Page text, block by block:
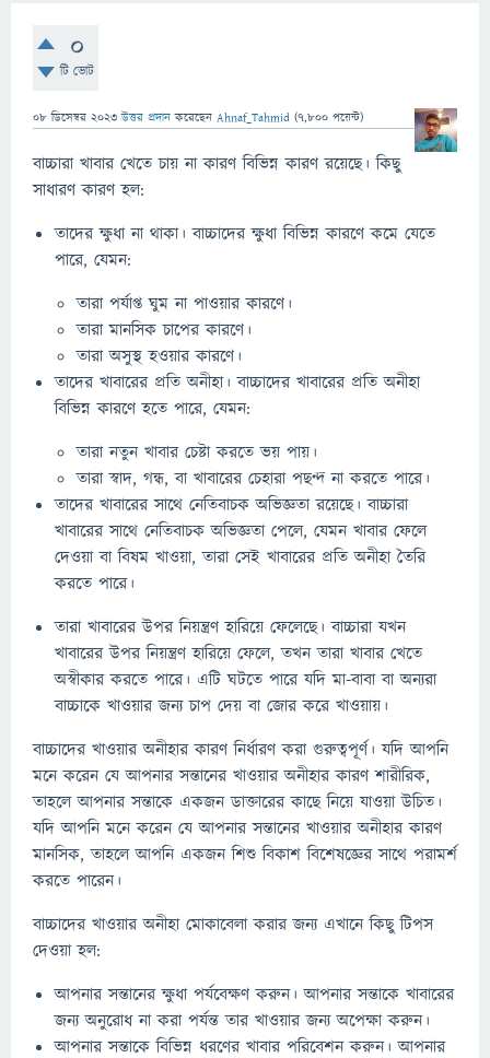
0
টি ভোট
08 ডিসেম্বর 2023 উত্তর প্রদান করেছেন Ahnaf_Tahmid (7,800 পয়েন্ট)
বাচ্চারা খাবার খেতে চায় না কারণ বিভিন্ন কারণ রয়েছে। কিছু
সাধারণ কারণ হল:
তাদের ক্ষুধা না থাকা। বাচ্চাদের ক্ষুধা বিভিন্ন কারণে কমে যেতে
পারে, যেমন:
তারা পর্যাপ্ত ঘুম না পাওয়ার কারণে।
তারা মানসিক চাপের কারণে।
তারা অসুস্থ হওয়ার কারণে।
তাদের খাবারের প্রতি অনীহা। বাচ্চাদের খাবারের প্রতি অনীহা
বিভিন্ন কারণে হতে পারে, যেমন:
তারা নতুন খাবার চেষ্টা করতে ভয় পায়।
তারা স্বাদ, গন্ধ, বা খাবারের চেহারা পছন্দ না করতে পারে।
তাদের খাবারের সাথে নেতিবাচক অভিজ্ঞতা রয়েছে। বাচ্চারা
খাবারের সাথে নেতিবাচক অভিজ্ঞতা পেলে, যেমন খাবার ফেলে
দেওয়া বা বিষম খাওয়া, তারা সেই খাবারের প্রতি অনীহা তৈরি
করতে পারে।
তারা খাবারের উপর নিয়ন্ত্রণ হারিয়ে ফেলেছে। বাচ্চারা যখন
খাবারের উপর নিয়ন্ত্রণ হারিয়ে ফেলে, তখন তারা খাবার খেতে
অস্বীকার করতে পারে। এটি ঘটতে পারে যদি মা-বাবা বা অন্যরা
বাচ্চাকে খাওয়ার জন্য চাপ দেয় বা জোর করে খাওয়ায়।
বাচ্চাদের খাওয়ার অনীহার কারণ নির্ধারণ করা গুরুত্বপূর্ণ। যদি আপনি
মনে করেন যে আপনার সন্তানের খাওয়ার অনীহার কারণ শারীরিক,
তাহলে আপনার সন্তাকে একজন ডাক্তারের কাছে নিয়ে যাওয়া উচিত।
যদি আপনি মনে করেন যে আপনার সন্তানের খাওয়ার অনীহার কারণ
মানসিক, তাহলে আপনি একজন শিশু বিকাশ বিশেষজ্ঞের সাথে পরামর্শ
করতে পারেন।
বাচ্চাদের খাওয়ার অনীহা মোকাবেলা করার জন্য এখানে কিছু টিপস
দেওয়া হল:
আপনার সন্তানের ক্ষুধা পর্যবেক্ষণ করুন। আপনার সন্তাকে খাবারের
জন্য অনুরোধ না করা পর্যন্ত তার খাওয়ার জন্য অপেক্ষা করুন।
আপনার সন্তাকে বিভিন্ন ধরণের খাবার পরিবেশন করুন। আপনার